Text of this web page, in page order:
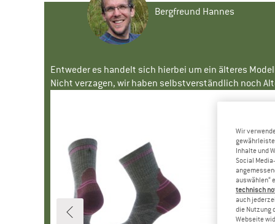
Bergfreund Hannes
Entweder es handelt sich hierbei um ein älteres
Nicht verzagen, wir haben selbstverständlich noch
Wir
Inhalte und
Social
auswählen“
technisch
auch
die Nutzung
Webseite